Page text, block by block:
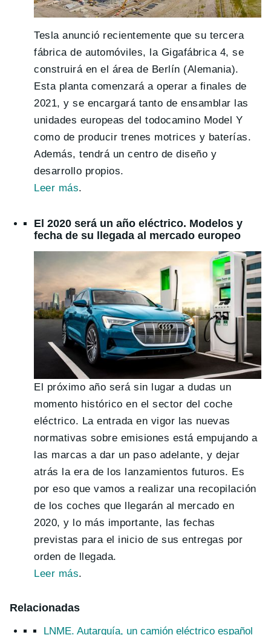
Tesla anunció recientemente que su tercera
fábrica de automóviles, la Gigafábrica 4, se
construirá en el área de Berlín (Alemania).
Esta planta comenzará a operar a finales de
2021, y se encargará tanto de ensamblar las
unidades europeas del todocamino Model Y
como de producir trenes motrices y baterías.
Además, tendrá un centro de diseño y
desarrollo propios.
Leer más.
El 2020 será un año eléctrico. Modelos y
fecha de su llegada al mercado europeo
El próximo año será sin lugar a dudas un
momento histórico en el sector del coche
eléctrico. La entrada en vigor las nuevas
normativas sobre emisiones está empujando a
las marcas a dar un paso adelante, y dejar
atrás la era de los lanzamientos futuros. Es
por eso que vamos a realizar una recopilación
de los coches que llegarán al mercado en
2020, y lo más importante, las fechas
previstas para el inicio de sus entregas por
orden de llegada.
Leer más.
Relacionadas
LNME. Autarquía, un camión eléctrico español